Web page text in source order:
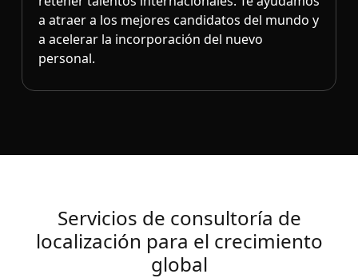
a atraer a los mejores candidatos del mundo y
a acelerar la incorporación del nuevo
personal.
Servicios de consultoría de
localización​ para el crecimiento
global